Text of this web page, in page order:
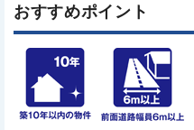
おすすめポイント